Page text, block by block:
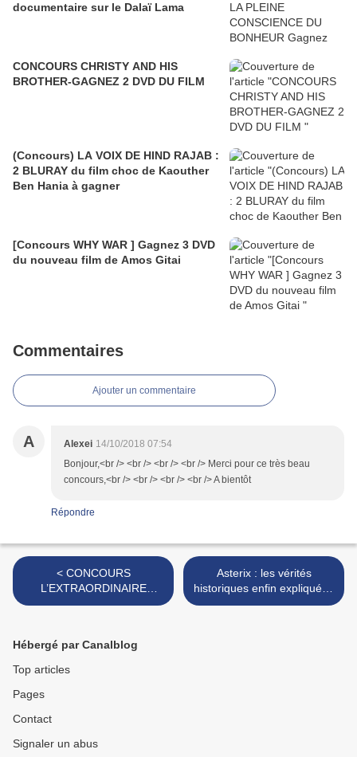
documentaire sur le Dalaï Lama
CONCOURS CHRISTY AND HIS
BROTHER-GAGNEZ 2 DVD DU FILM
(Concours) LA VOIX DE HIND RAJAB :
2 BLURAY du film choc de Kaouther
Ben Hania à gagner
[Concours WHY WAR ] Gagnez 3 DVD
du nouveau film de Amos Gitai
Commentaires
Ajouter un commentaire
A Alexei 14/10/2018 07:54
Bonjour,<br /> <br /> <br /> <br /> Merci pour ce très beau
concours,<br /> <br /> <br /> <br /> A bientôt
Répondre
< CONCOURS
L’EXTRAORDINAIRE
VOYAGE DU FAKIR : 2 BLU
Asterix : les vérités
historiques enfin expliquées
!! >
Hébergé par Canalblog
Top articles
Pages
Contact
Signaler un abus